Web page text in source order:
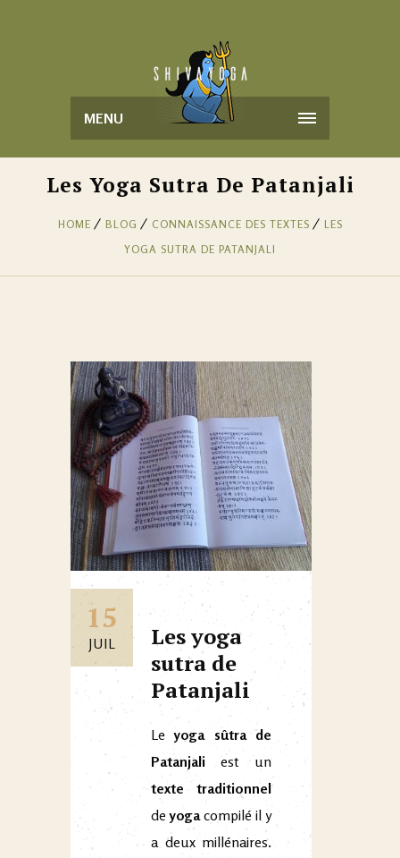
MENU
Les Yoga Sutra De Patanjali
HOME BLOG CONNAISSANCE DES TEXTES
LES
YOGA SUTRA DE PATANJALI
15
JUIL
Les yoga
sutra de
Patanjali
Leyoga sûtra de
Patanjali est un
texte traditionnel
deyogacompilé il y
a deux millénaires.